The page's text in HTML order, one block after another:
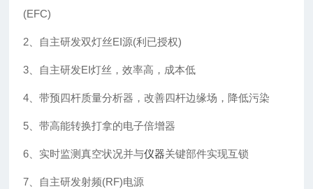
(EFC)
2、自主研发双灯丝EI源(利已授权)
3、自主研发EI灯丝，效率高，成本低
4、带预四杆质量分析器，改善四杆边缘场，降低污染
5、带高能转换打拿的电子倍增器
6、实时监测真空状况并与仪器关键部件实现互锁
7、自主研发射频(RF)电源